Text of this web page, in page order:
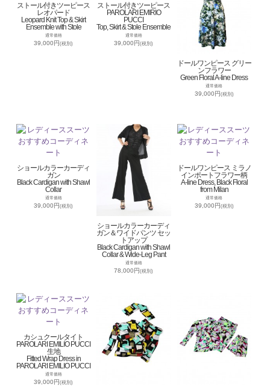
ストール付きツーピース
レオパード
Leopard Knit Top & Skirt
Ensemble with Stole
通常価格
39,000円(税別)
ストール付きツーピース
PAROLARI EMIRIO
PUCCI
Top, Skirt & Stole Ensemble
通常価格
39,000円(税別)
ドールワンピース グリー
ンフラワー
Green Floral A-line Dress
通常価格
39,000円(税別)
ショールカラーカーディ
ガン
Black Cardigan with Shawl
Collar
通常価格
39,000円(税別)
ショールカラーカーディ
ガン＆ワイドパンツ セッ
トアップ
Black Cardigan with Shawl
Collar & Wide-Leg Pant
通常価格
78,000円(税別)
ドールワンピース ミラノ
インポートフラワー柄
A-line Dress, Black Floral
from Milan
通常価格
39,000円(税別)
カシュクールタイト
PAROLARI EMILIO PUCCI
生地
Fitted Wrap Dress in
PAROLARI EMILIO PUCCI
通常価格
39,000円(税別)